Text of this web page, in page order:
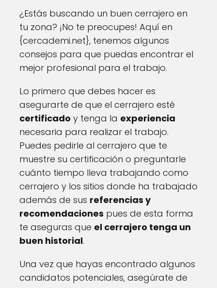
¿Estás buscando un buen cerrajero en
tu zona? ¡No te preocupes! Aquí en
{cercademi.net}, tenemos algunos
consejos para que puedas encontrar el
mejor profesional para el trabajo.
Lo primero que debes hacer es
asegurarte de que el cerrajero esté
certificado y tenga la experiencia
necesaria para realizar el trabajo.
Puedes pedirle al cerrajero que te
muestre su certificación o preguntarle
cuánto tiempo lleva trabajando como
cerrajero y los sitios donde ha trabajado
además de sus referencias y
recomendaciones pues de esta forma
te aseguras que el cerrajero tenga un
buen historial.
Una vez que hayas encontrado algunos
candidatos potenciales, asegúrate de